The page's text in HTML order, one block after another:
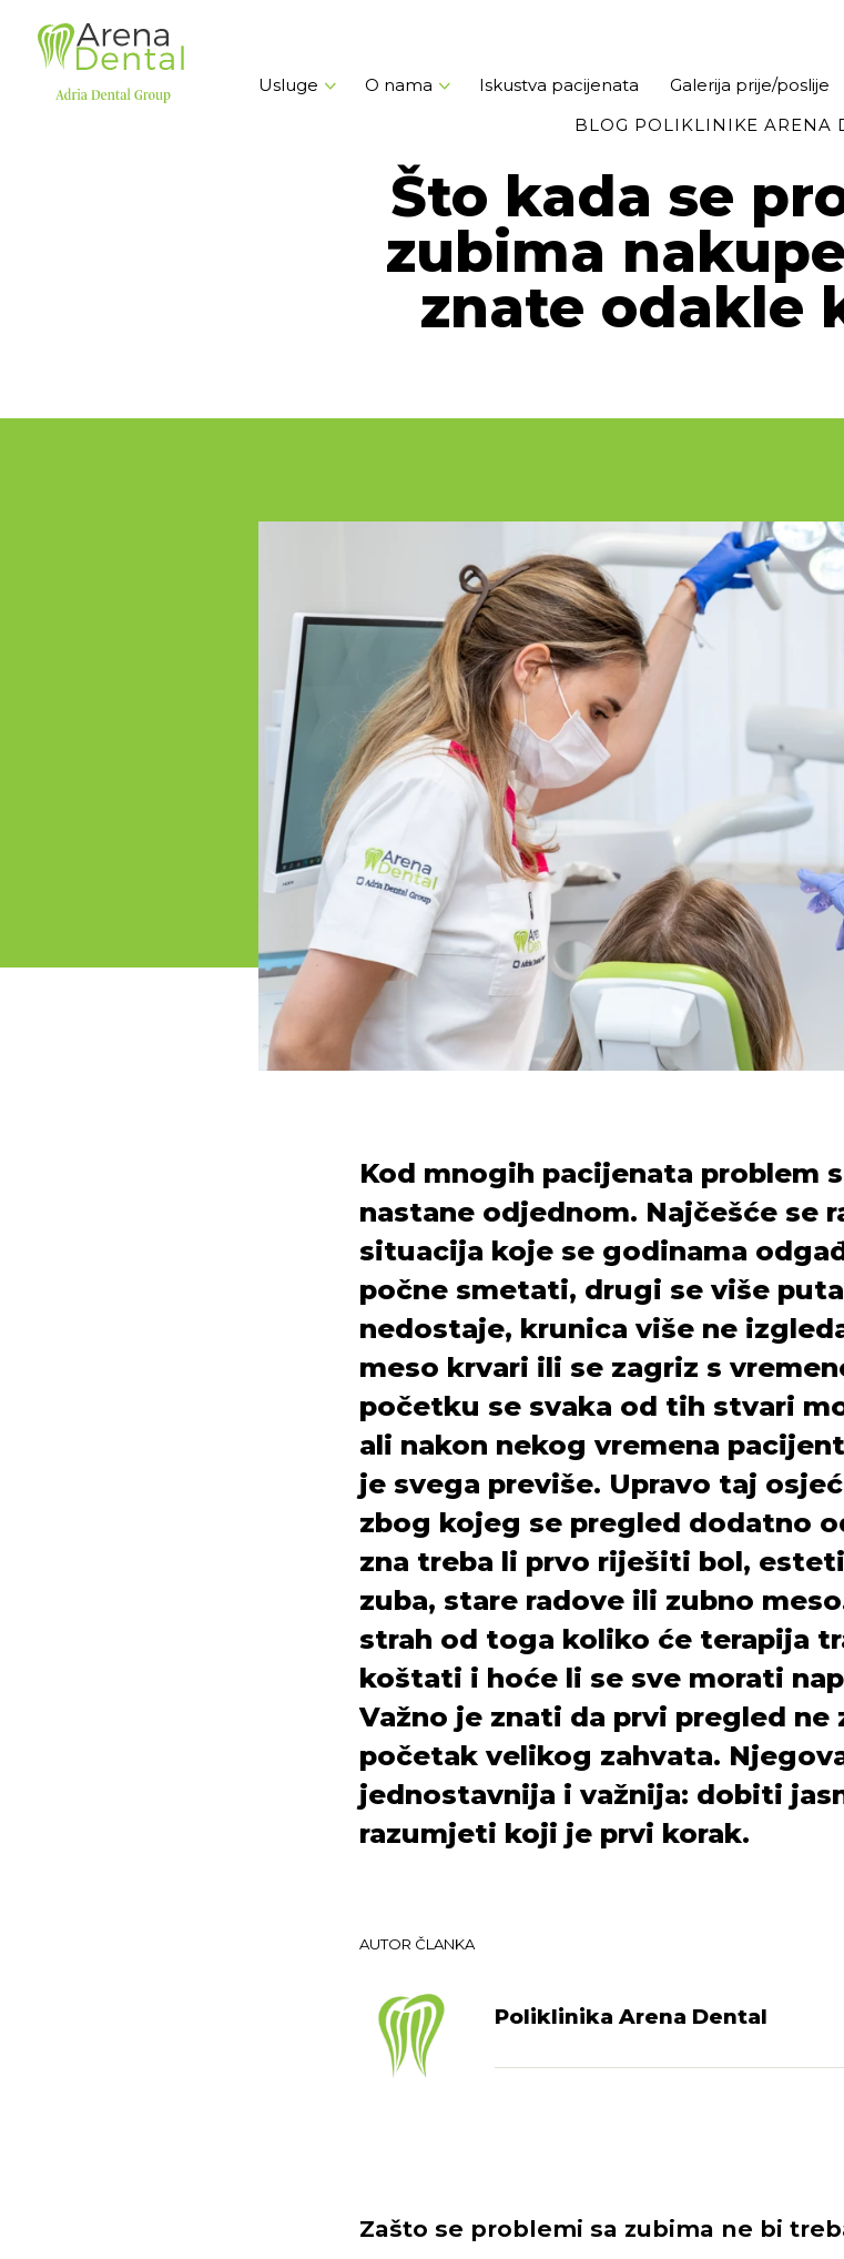
Usluge O nama Iskustva pacijenata Galerija prije/poslije
BLOG POLIKLINIKE ARENA
Što kada se
zubima
znate odakle
Kod mnogih pacijenata problem
nastane odjednom. Najčešće se
situacija koje se godinama
počne smetati, drugi se više
nedostaje, krunica više ne
meso krvari ili se zagriz s
početku se svaka od tih stvari
ali nakon nekog vremena
je svega previše. Upravo taj
zbog kojeg se pregled dodatno
zna treba li prvo riješiti bol,
zuba, stare radove ili zubno
strah od toga koliko će terapija
koštati i hoće li se sve morati
Važno je znati da prvi pregled
početak velikog zahvata.
jednostavnija i važnija: dobiti
razumjeti koji je prvi korak.
AUTOR ČLANKA
Poliklinika Arena Dental
Zašto se problemi sa zubima ne bi